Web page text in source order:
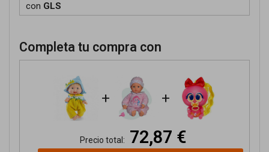
con GLS
Completa tu compra con
+ +
Precio total: 72,87 €